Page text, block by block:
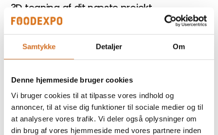
Samtykke Detaljer Om
Denne hjemmeside bruger cookies
Vi bruger cookies til at tilpasse vores indhold og
annoncer, til at vise dig funktioner til sociale medier og til
at analysere vores trafik. Vi deler også oplysninger om
din brug af vores hjemmeside med vores partnere inden
3D tegning af dit næste projekt
Specialfremstillet bardisk
Specialfremstillet inventar efter mål og
design